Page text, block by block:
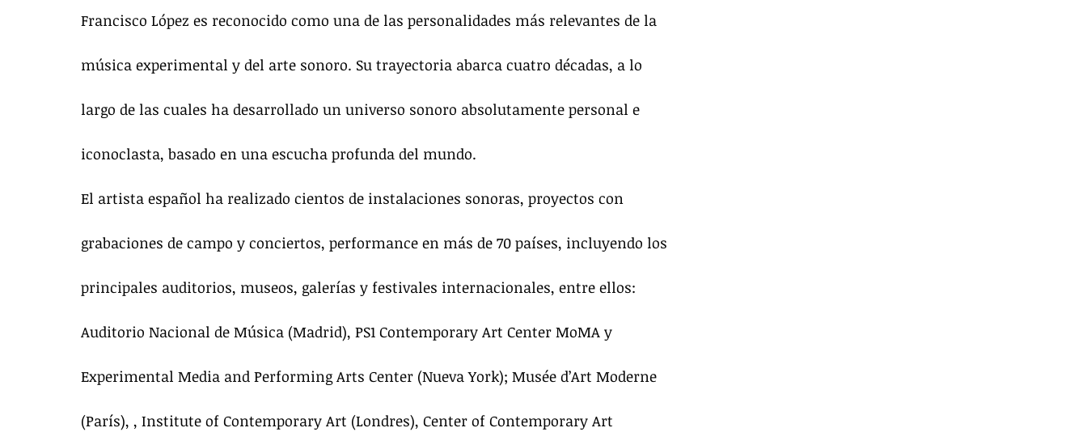
Francisco López es reconocido como una de las personalidades más relevantes de la
música experimental y del arte sonoro. Su trayectoria abarca cuatro décadas, a lo
largo de las cuales ha desarrollado un universo sonoro absolutamente personal e
iconoclasta, basado en una escucha profunda del mundo.
El artista español ha realizado cientos de instalaciones sonoras, proyectos con
grabaciones de campo y conciertos, performance en más de 70 países, incluyendo los
principales auditorios, museos, galerías y festivales internacionales, entre ellos:
Auditorio Nacional de Música (Madrid), PS1 Contemporary Art Center MoMA y
Experimental Media and Performing Arts Center (Nueva York); Musée d’Art Moderne
(París), , Institute of Contemporary Art (Londres), Center of Contemporary Art